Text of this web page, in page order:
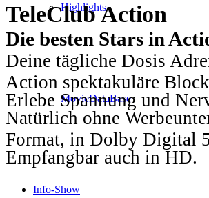
Highlights
MovieDataBase
Info-Show
TeleClub Action
Die besten Stars in
Deine tägliche Dosis
Action spektakuläre
Erlebe Spannung und
Natürlich ohne
Format, in Dolby Digital
Empfangbar auch in HD.